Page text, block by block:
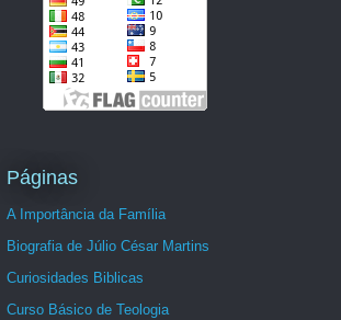
Páginas
A Importância da Família
Biografia de Júlio César Martins
Curiosidades Biblicas
Curso Básico de Teologia